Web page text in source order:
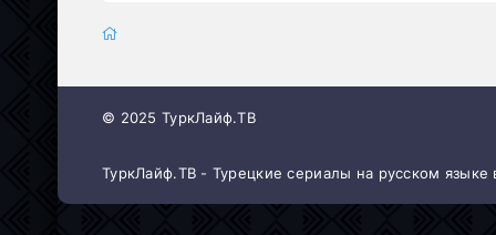
© 2025 ТуркЛайф.ТВ
ТуркЛайф.ТВ - Турецкие сериалы на русском языке